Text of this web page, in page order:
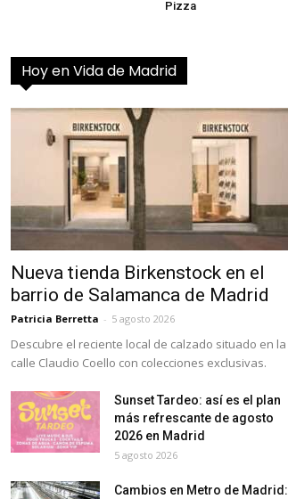
Pizza
Hoy en Vida de Madrid
Nueva tienda Birkenstock en el
barrio de Salamanca de Madrid
Patricia Berretta - 5 agosto 2026
Descubre el reciente local de calzado situado en la
calle Claudio Coello con colecciones exclusivas.
Sunset Tardeo: así es el plan
más refrescante de agosto
2026 en Madrid
5 agosto 2026
Cambios en Metro de Madrid: